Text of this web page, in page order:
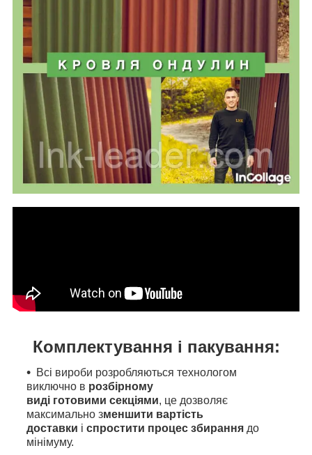
Комплектування і пакування:
Всі вироби розробляються технологом
виключно в розбірному
виді готовими секціями, це дозволяє
максимально зменшити вартість
доставки і спростити процес збирання до
мінімуму.